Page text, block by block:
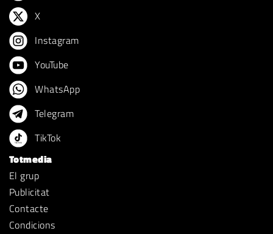
X
Instagram
YouTube
WhatsApp
Telegram
TikTok
Totmedia
El grup
Publicitat
Contacte
Condicions